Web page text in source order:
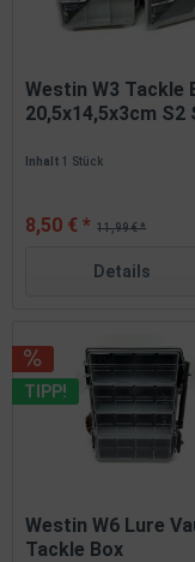
Westin W3 Tackle
20,5x14,5x3cm S2
Inhalt1 Stück
11,99 € *
8,50 € *
Details
TIPP!
Westin W6 Lure
Tackle Box